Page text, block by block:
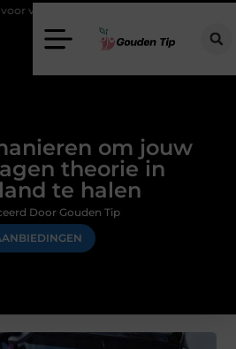
om jouw
theorie in
te halen
Door Gouden Tip